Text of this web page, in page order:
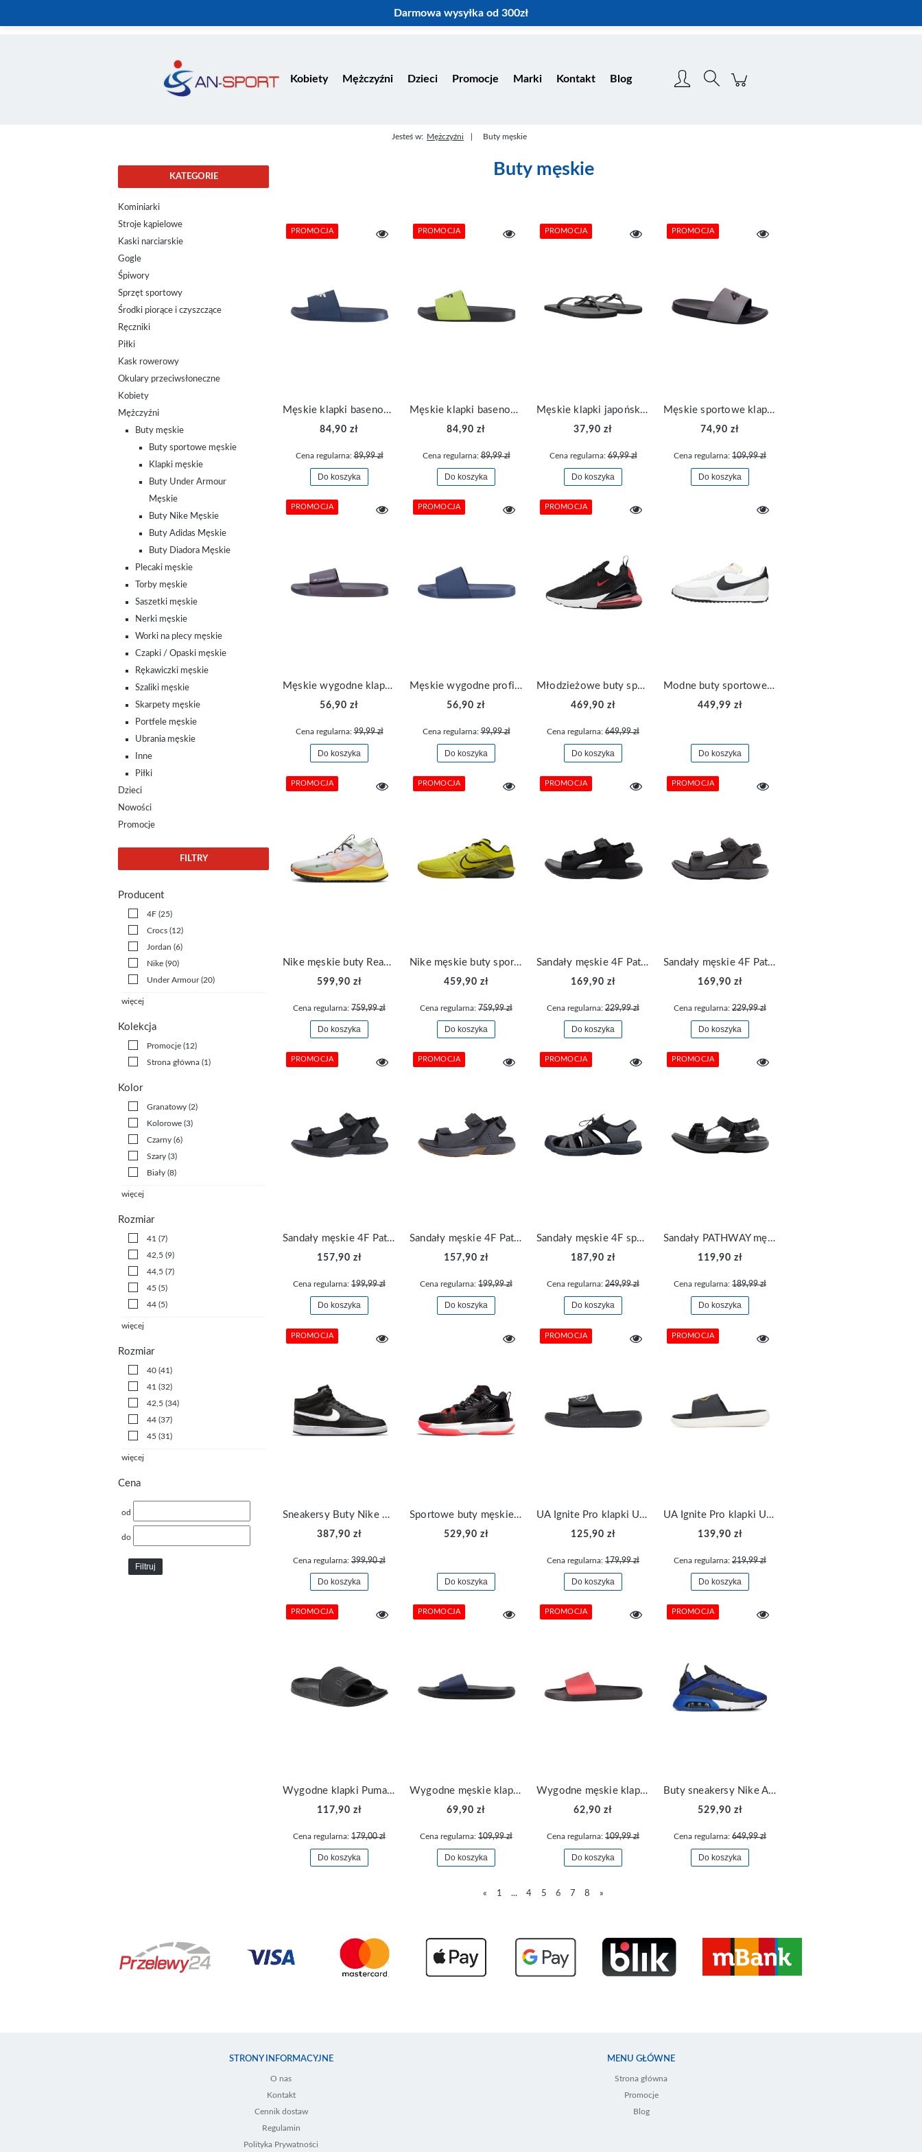
Darmowa wysyłka od 300zł
Kobiety Mężczyźni Dzieci Promocje Marki Kontakt Blog
Jesteś w: Mężczyźni Buty męskie
KATEGORIE
Kominiarki
Stroje kąpielowe
Kaski narciarskie
Gogle
Śpiwory
Sprzęt sportowy
Środki piorące i czyszczące
Ręczniki
Piłki
Kask rowerowy
Okulary przeciwsłoneczne
Kobiety
Mężczyźni
Buty męskie
Buty sportowe męskie
Klapki męskie
Buty Under Armour
Męskie
Buty Nike Męskie
Buty Adidas Męskie
Buty Diadora Męskie
Plecaki męskie
Torby męskie
Saszetki męskie
Nerki męskie
Worki na plecy męskie
Czapki / Opaski męskie
Rękawiczki męskie
Szaliki męskie
Skarpety męskie
Portfele męskie
Ubrania męskie
Inne
Piłki
Dzieci
Nowości
Promocje
FILTRY
Producent
4F (25)
Crocs (12)
Jordan (6)
Nike (90)
Under Armour (20)
więcej
Kolekcja
Promocje (12)
Strona główna (1)
Kolor
Granatowy (2)
Kolorowe (3)
Czarny (6)
Szary (3)
Biały (8)
więcej
Rozmiar
41 (7)
42,5 (9)
44,5 (7)
45 (5)
44 (5)
więcej
Rozmiar
40 (41)
41 (32)
42,5 (34)
44 (37)
45 (31)
więcej
Cena
od
do
Filtruj
Buty męskie
Męskie klapki basenowe po domu wygodne 4F FSLIM038-30S
84,90 zł
Cena regularna:89,99 zł
Do koszyka
PROMOCJA
Męskie klapki basenowe po domu wygodne 4F FSLIM038-45S
84,90 zł
Cena regularna:89,99 zł
Do koszyka
PROMOCJA
Męskie klapki japoński plażowe 4F FFLIM026A-20S
37,90 zł
Cena regularna:69,99 zł
Do koszyka
PROMOCJA
Męskie sportowe klapki 4F domowe na basen FSLIM011-25S
74,90 zł
Cena regularna: 109,99 zł
Do koszyka
PROMOCJA
Męskie wygodne klapki na rzep 4F sportowe FFLIM032A-50S
56,90 zł
Cena regularna:99,99 zł
Do koszyka
PROMOCJA
Męskie wygodne profilowane klapki 4F sportowe FFLIM046A-30S
56,90 zł
Cena regularna:99,99 zł
Do koszyka
PROMOCJA
Młodzieżowe buty sportowe Nike Air Max FB8037-001
469,90 zł
Cena regularna: 649,99 zł
Do koszyka
PROMOCJA
Modne buty sportowe Nike Waffle Trainer 2 DH1349-100
449,99 zł
Do koszyka
Nike męskie buty React Pegasus Trail 4 GORE-TEX DJ7926-500
599,90 zł
Cena regularna: 759,99 zł
Do koszyka
PROMOCJA
Nike męskie buty sportowe Zoom Metcon Turbo 2 DH3392-301
459,90 zł
Cena regularna: 759,99 zł
Do koszyka
PROMOCJA
Sandały męskie 4F Pathway wygodne letnie FSANM051-21S
169,90 zł
Cena regularna: 229,99 zł
Do koszyka
PROMOCJA
Sandały męskie 4F Pathway wygodne letnie FSANM051-23S
169,90 zł
Cena regularna: 229,99 zł
Do koszyka
PROMOCJA
Sandały męskie 4F Pathway wygodne letnie FSANM118-21S
157,90 zł
Cena regularna: 199,99 zł
Do koszyka
PROMOCJA
Sandały męskie 4F Pathway wygodne letnie FSANM118-23S
157,90 zł
Cena regularna: 199,99 zł
Do koszyka
PROMOCJA
Sandały męskie 4F sportowe zakryte palce FSANM058-23S
187,90 zł
Cena regularna: 249,99 zł
Do koszyka
PROMOCJA
Sandały PATHWAY męskie wygodne męskie 4F FSANM047-23S
119,90 zł
Cena regularna: 189,99 zł
Do koszyka
PROMOCJA
Sneakersy Buty Nike Court Vision Mid Męskie Czarne DN3577-001
387,90 zł
Cena regularna: 399,90 zł
Do koszyka
PROMOCJA
Sportowe buty męskie Air Jordan Zion 1 DA3130-006
529,90 zł
Do koszyka
UA Ignite Pro klapki Under Armour męskie 6000337-001
125,90 zł
Cena regularna: 179,99 zł
Do koszyka
PROMOCJA
UA Ignite Pro klapki Under Armour męskie 6000337-025
139,90 zł
Cena regularna: 219,99 zł
Do koszyka
PROMOCJA
Wygodne klapki Puma Leadcat 2.0 384139-03
117,90 zł
Cena regularna: 179,00 zł
Do koszyka
PROMOCJA
Wygodne męskie klapki 4F sportowe FFLIM047A-31S
69,90 zł
Cena regularna: 109,99 zł
Do koszyka
PROMOCJA
Wygodne męskie klapki 4F sportowe FFLIM047A-62S
62,90 zł
Cena regularna: 109,99 zł
Do koszyka
PROMOCJA
Buty sneakersy Nike Air Max 2090 CV8835-400
529,90 zł
Cena regularna: 649,99 zł
Do koszyka
PROMOCJA
« 1 ... 4 5 6 7 8 »
STRONY INFORMACYJNE
O nas
Kontakt
Cennik dostaw
Regulamin
Polityka Prywatności
MENU GŁÓWNE
Strona główna
Promocje
Blog